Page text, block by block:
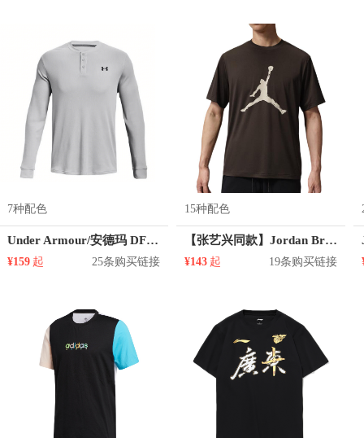
7种配色
Under Armour/安德玛 DFO Waffle Henley华夫格内搭套头圆领长袖T恤 1302356
¥159 起 25条购买链接
15种配色
【张艺兴同款】Jordan Brand Jumpman大Logo合身吸湿排汗纯棉套头圆领直筒短袖T恤 CJ0921
¥143 起 19条购买链接